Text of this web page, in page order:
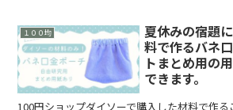
１００均
夏休みの宿題
料で作るバネ
トまとめ用の
できます。
100円ショップダイソーで購入した材料で作